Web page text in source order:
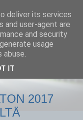
2017
deliver its services
and user-agent are
and security
usage
IT